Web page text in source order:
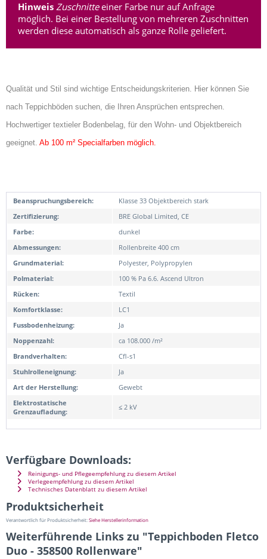
Hinweis Zuschnitteeiner Farbe nur auf Anfrage
möglich. Bei einer Bestellung von mehreren Zuschnitten
werden diese automatisch als ganze Rolle geliefert.
Qualität und Stil sind wichtige Entscheidungskriterien. Hier können Sie
nach Teppichböden suchen, die Ihren Ansprüchen entsprechen.
Hochwertiger textieler Bodenbelag, für den Wohn- und Objektbereich
geeignet. Ab 100 m² Specialfarben möglich.
Beanspruchungsbereich:
Klasse 33 Objektbereich stark
Zertifizierung:
BRE Global Limited, CE
Farbe:
dunkel
Abmessungen:
Rollenbreite 400 cm
Grundmaterial:
Polyester, Polypropylen
Polmaterial:
100 % Pa 6.6. Ascend Ultron
Rücken:
Textil
Komfortklasse:
LC1
Fussbodenheizung:
Ja
Noppenzahl:
ca 108.000 /m²
Brandverhalten:
Cfl-s1
Stuhlrolleneignung:
Ja
Art der Herstellung:
Gewebt
Elektrostatische
Grenzaufladung:
≤ 2 kV
Verfügbare Downloads:
Reinigungs- und Pflegeempfehlung zu diesem Artikel
Verlegeempfehlung zu diesem Artikel
Technisches Datenblatt zu diesem Artikel
Produktsicherheit
Verantwortlich für Produktsicherheit:Siehe Herstellerinformation
Weiterführende Links zu "Teppichboden Fletco
Duo - 358500 Rollenware"